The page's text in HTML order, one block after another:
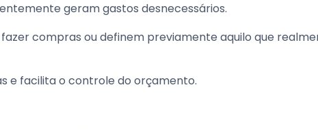
geram gastos desnecessários.
compras ou definem previamente aquilo que
e facilita o controle do orçamento.